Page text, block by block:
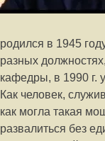
родился в 1945
разных
кафедры, в 1990 г.
Как человек,
как могла такая
развалиться без